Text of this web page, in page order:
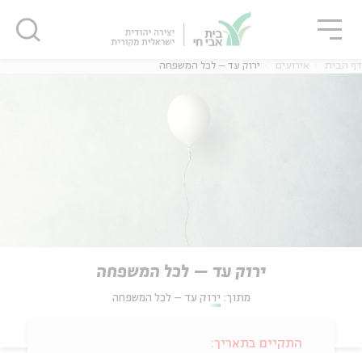
דף הבית אירועים ירוק עד – לכל המשפחה
ירוק עד – לכל המשפחה
מתוך: ירוק עד – לכל המשפחה
התקיים בתאריך:
סגור